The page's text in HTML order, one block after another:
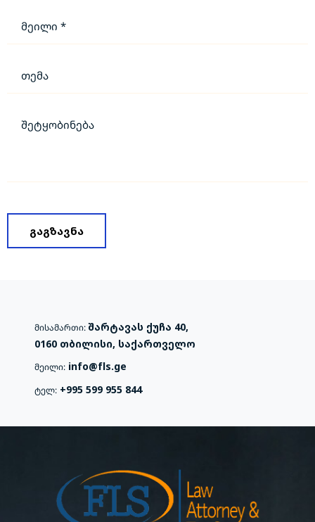
მეილი *
თემა
შეტყობინება
მისამართი:შარტავას ქუჩა 40,
0160 თბილისი, საქართველო
მეილი: info@fls.ge
ტელ: +995 599 955 844